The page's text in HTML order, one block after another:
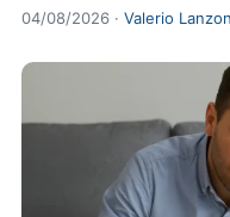
04/08/2026 · Valerio